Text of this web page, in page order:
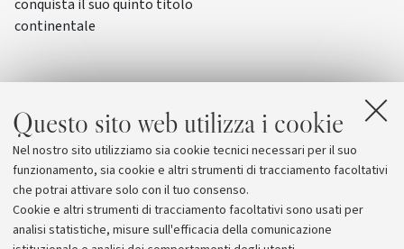
Questo sito web utilizza i cookie
Nel nostro sito utilizziamo sia cookie tecnici necessari per il suo
funzionamento, sia cookie e altri strumenti di tracciamento facoltativi
che potrai attivare solo con il tuo consenso.
Cookie e altri strumenti di tracciamento facoltativi sono usati per
analisi statistiche, misure sull'efficacia della comunicazione
conquista il suo quinto titolo
continentale